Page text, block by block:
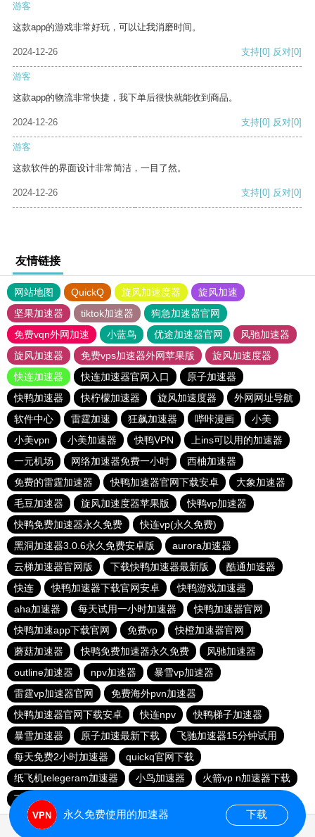
游客
这款app的游戏非常好玩，可以让我消磨时间。
2024-12-26 支持[0] 反对[0]
游客
这款app的物流非常快捷，我下单后很快就能收到商品。
2024-12-26 支持[0] 反对[0]
游客
这款软件的界面设计非常简洁，一目了然。
2024-12-26 支持[0] 反对[0]
友情链接
网站地图 QuickQ 旋风加速度器
旋风加速
坚果加速器
tiktok加速器
狗急加速器官网
免费vqn外网加速
小蓝鸟 优途加速器官网
风驰加速器
旋风加速器
免费vps加速器外网苹果版
旋风加速度器
快连加速器
快连加速器官网入口
原子加速器
快鸭加速器
快柠檬加速器 旋风加速度器
外网网址导航
软件中心
雷霆加速 狂飙加速器 哔咔漫画
小美
小美vpn
小美加速器 快鸭VPN
上ins可以用的加速器
一元机场
网络加速器免费一小时
西柚加速器
免费的雷霆加速器
快鸭加速器官网下载安卓
大象加速器
毛豆加速器
旋风加速度器苹果版
快鸭vp加速器
快鸭免费加速器永久免费
快连vp(永久免费)
黑洞加速器3.0.6永久免费安卓版
aurora加速器
云梯加速器官网版
下载快鸭加速器最新版
酷通加速器
快连
快鸭加速器下载官网安卓
快鸭游戏加速器
aha加速器
每天试用一小时加速器
快鸭加速器官网
快鸭加速app下载官网
免费vp
快橙加速器官网
蘑菇加速器
快鸭免费加速器永久免费
风驰加速器
outline加速器
npv加速器
暴雪vp加速器
雷霆vp加速器官网
免费海外pvn加速器
快鸭加速器官网下载安卓
快连npv
快鸭梯子加速器
暴雪加速器
原子加速最新下载
飞驰加速器15分钟试用
每天免费2小时加速器
quickq官网下载
纸飞机telegeram加速器
小鸟加速器
火箭vp n加速器下载
下载npv加速器
永久免费使用的加速器 下载